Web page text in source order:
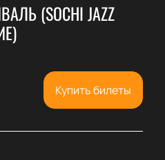
(SOCHI JAZZ
Купить билеты